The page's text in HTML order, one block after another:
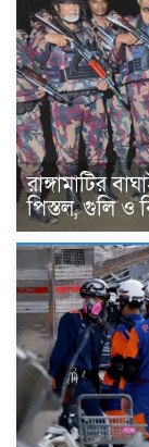
রাঙ্গামাটির
পিস্তল, গুলি ও